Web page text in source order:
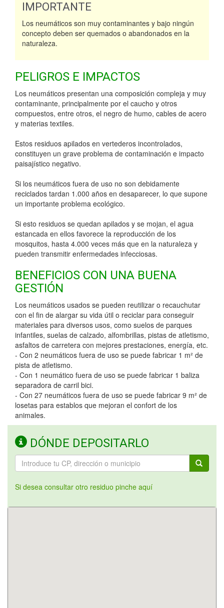
IMPORTANTE
Los neumáticos son muy contaminantes y bajo ningún
concepto deben ser quemados o abandonados en la
naturaleza.
PELIGROS E IMPACTOS
Los neumáticos presentan una composición compleja y muy
contaminante, principalmente por el caucho y otros
compuestos, entre otros, el negro de humo, cables de acero
y materias textiles.
Estos residuos apilados en vertederos incontrolados,
constituyen un grave problema de contaminación e impacto
paisajístico negativo.
Si los neumáticos fuera de uso no son debidamente
reciclados tardan 1.000 años en desaparecer, lo que supone
un importante problema ecológico.
Si esto residuos se quedan apilados y se mojan, el agua
estancada en ellos favorece la reproducción de los
mosquitos, hasta 4.000 veces más que en la naturaleza y
pueden transmitir enfermedades infecciosas.
BENEFICIOS CON UNA BUENA
GESTIÓN
Los neumáticos usados se pueden reutilizar o recauchutar
con el fin de alargar su vida útil o reciclar para conseguir
materiales para diversos usos, como suelos de parques
infantiles, suelas de calzado, alfombrillas, pistas de atletismo,
asfaltos de carretera con mejores prestaciones, energía, etc.
- Con 2 neumáticos fuera de uso se puede fabricar 1 m² de
pista de atletismo.
- Con 1 neumático fuera de uso se puede fabricar 1 baliza
separadora de carril bici.
- Con 27 neumáticos fuera de uso se puede fabricar 9 m² de
losetas para establos que mejoran el confort de los
animales.
DÓNDE DEPOSITARLO
Si desea consultar otro residuo pinche aquí